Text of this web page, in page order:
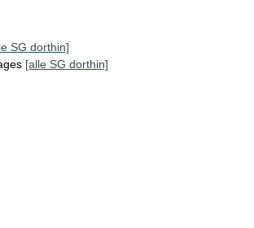
SG dorthin]
[alle SG dorthin]